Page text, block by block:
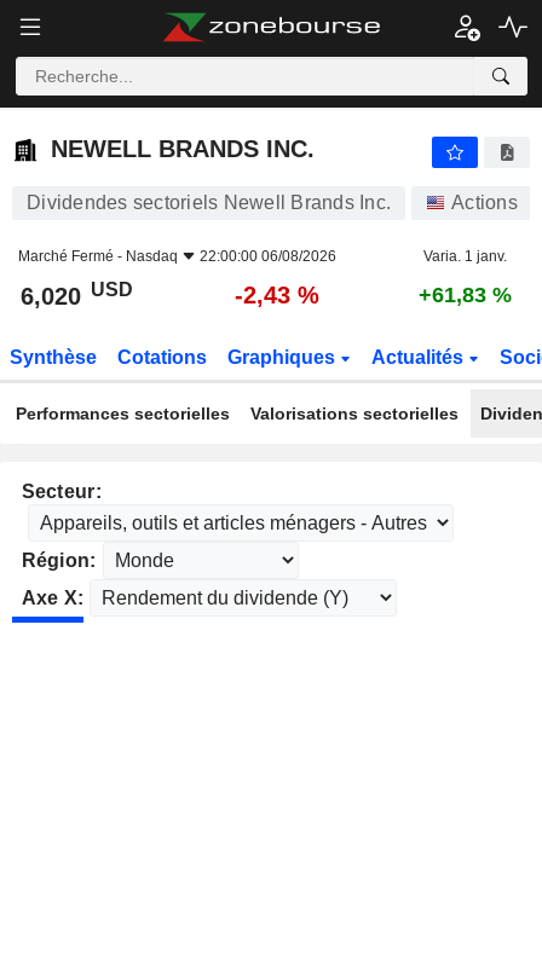
NEWELL BRANDS INC.
NEWELL BRANDS INC.
Dividendes sectoriels Newell Brands Inc. Actions
Marché Fermé - Nasdaq 22:00:00 06/08/2026 Varia. 1 janv.
6,020 USD -2,43 % +61,83 %
Synthèse Cotations Graphiques Actualités
Performances sectorielles Valorisations sectorielles
Secteur:
Région:
Axe X: